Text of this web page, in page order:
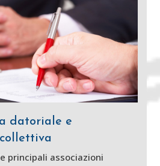
datoriale e
principali associazioni